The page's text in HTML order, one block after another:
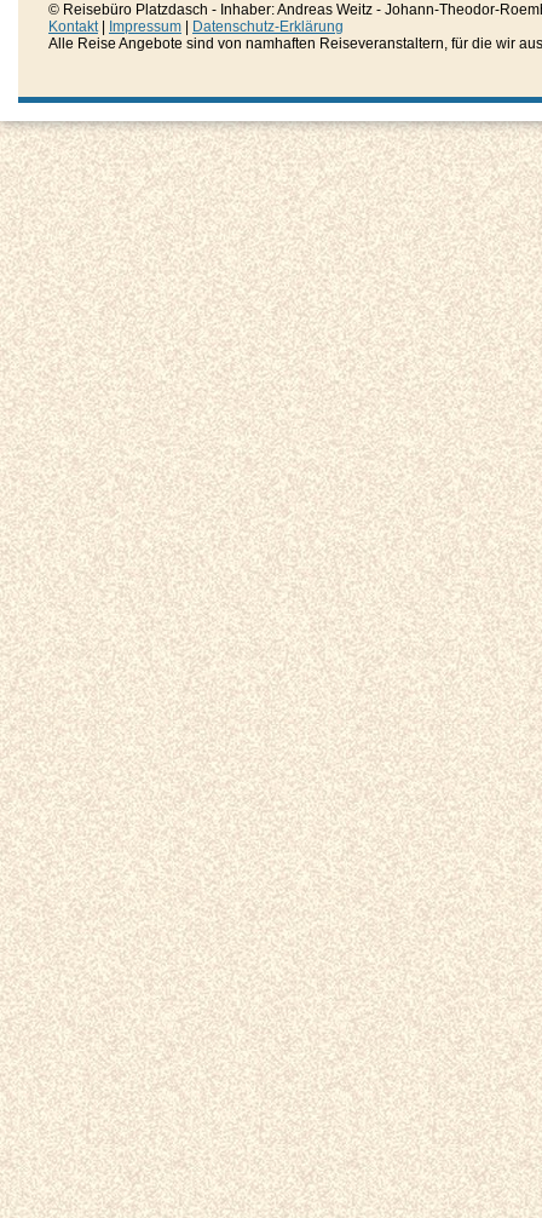
© Reisebüro Platzdasch - Inhaber: Andreas Weitz - Johann-Theodor-
Kontakt| Impressum
Datenschutz-Erklärung
Alle Reise Angebote sind von namhaften Reiseveranstaltern, für die wir